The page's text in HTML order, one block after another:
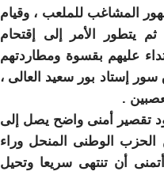
المشاغب للملعب ، وقيام
يتطور الأمر إلى إقتحام
عليهم بقسوة ومطاردتهم
إستاد بور سعيد العالى ،
.
تقصير أمنى واضح يصل إلى
الوطنى المنحل وراء
أن تنتهى سريعا وتحيل